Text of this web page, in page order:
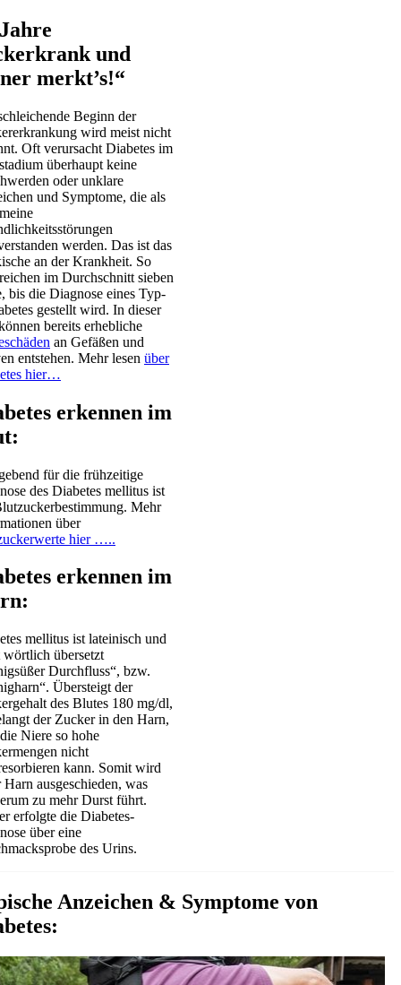
und
merkt’s!“
Beginn der
wird meist nicht
Oft verursacht Diabetes im
überhaupt keine
oder unklare
und Symptome, die als
werden. Das ist das
an der Krankheit. So
im Durchschnitt sieben
bis die Diagnose eines Typ-
gestellt wird. In dieser
bereits erhebliche
an Gefäßen und
entstehen. Mehr lesen über
hier…
erkennen im
für die frühzeitige
des Diabetes mellitus ist
Mehr
über
hier …..
erkennen im
mellitus ist lateinisch und
wörtlich übersetzt
Durchfluss“, bzw.
Übersteigt der
des Blutes 180 mg/dl,
der Zucker in den Harn,
Niere so hohe
nicht
kann. Somit wird
Harn ausgeschieden, was
zu mehr Durst führt.
erfolgte die Diabetes-
über eine
des Urins.
Anzeichen & Symptome von